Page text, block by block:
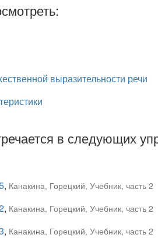
выразительности речи
в следующих
, Канакина, Горецкий, Учебник, часть 2
, Канакина, Горецкий, Учебник, часть 2
, Канакина, Горецкий, Учебник, часть 2